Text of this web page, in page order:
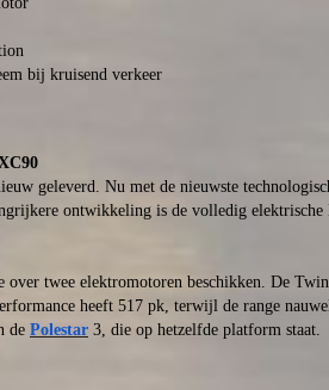
bij kruisend verkeer
geleverd. Nu met de nieuwste
ontwikkeling is de volledig elektrische
over twee elektromotoren beschikken. De
heeft 517 pk, terwijl de range
de Polestar 3, die op hetzelfde platform staat.